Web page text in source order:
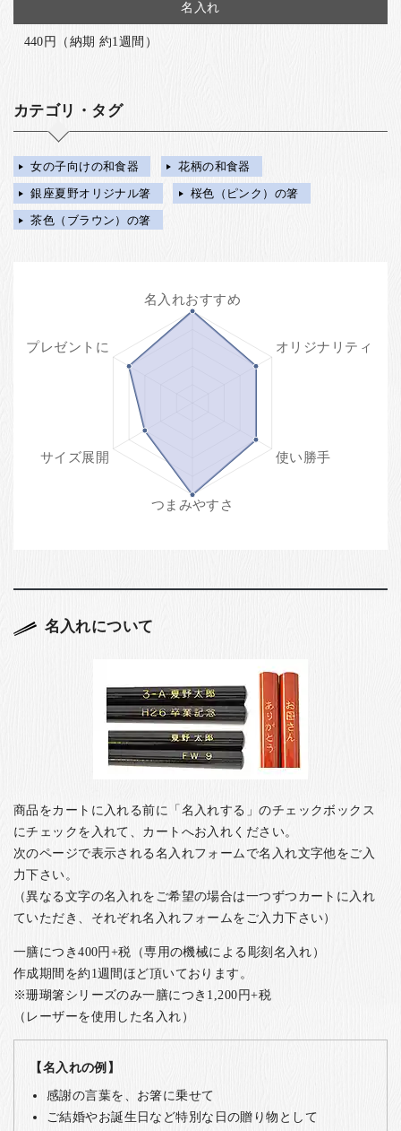
名入れ
440円（納期 約1週間）
カテゴリ・タグ
女の子向けの和食器
花柄の和食器
銀座夏野オリジナル箸
桜色（ピンク）の箸
茶色（ブラウン）の箸
名入れについて
商品をカートに入れる前に「名入れする」のチェックボックス
にチェックを入れて、カートへお入れください。
次のページで表示される名入れフォームで名入れ文字他をご入
力下さい。
（異なる文字の名入れをご希望の場合は一つずつカートに入れ
ていただき、それぞれ名入れフォームをご入力下さい）
一膳につき400円+税（専用の機械による彫刻名入れ）
作成期間を約1週間ほど頂いております。
※珊瑚箸シリーズのみ一膳につき1,200円+税
（レーザーを使用した名入れ）
【名入れの例】
感謝の言葉を、お箸に乗せて
ご結婚やお誕生日など特別な日の贈り物として